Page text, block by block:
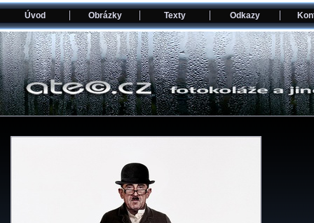
Úvod Obrázky Texty Odkazy